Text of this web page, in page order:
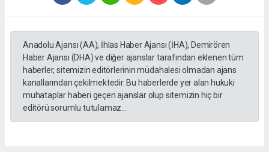
Anadolu Ajansı (AA), İhlas Haber Ajansı (İHA), Demirören
Haber Ajansı (DHA) ve diğer ajanslar tarafından eklenen tüm
haberler, sitemizin editörlerinin müdahalesi olmadan ajans
kanallarından çekilmektedir. Bu haberlerde yer alan hukuki
muhataplar haberi geçen ajanslar olup sitemizin hiç bir
editörü sorumlu tutulamaz...